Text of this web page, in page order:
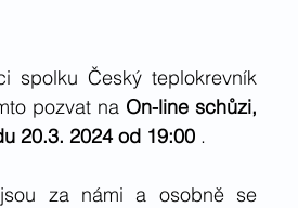
spolku Český teplokrevník
pozvat na On-line schůzi,
20.3. 2024 od 19:00 .
za námi a osobně se